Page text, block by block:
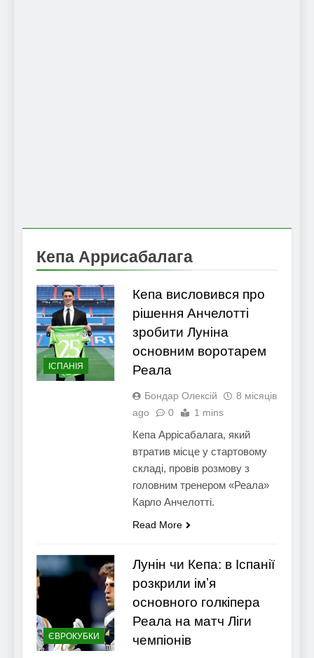
Кепа Аррисабалага
ІСПАНІЯ
Кепа висловився про
рішення Анчелотті
зробити Луніна
основним воротарем
Реала
Бондар Олексій
8 місяців
ago
0 1 mins
Кепа Аррісабалага, який
втратив місце у стартовому
складі, провів розмову з
головним тренером «Реала»
Карло Анчелотті.
Read More
ЄВРОКУБКИ
Лунін чи Кепа: в Іспанії
розкрили імʼя
основного голкіпера
Реала на матч Ліги
чемпіонів